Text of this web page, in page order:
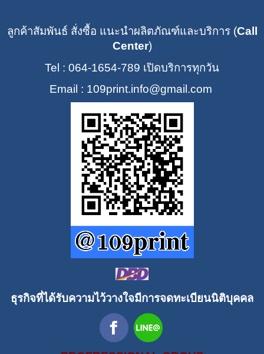
ลูกค้าสัมพันธ์ สั่งซื้อ แนะนำผลิตภัณฑ์และบริการ (Call
Center)
Tel : 064-1654-789 เปิดบริการทุกวัน
Email : 109print.info@gmail.com
ธุรกิจที่ได้รับความไว้วางใจมีการจดทะเบียนนิติบุคคล